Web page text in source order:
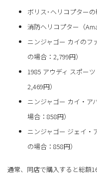
ボリス･ヘリコプター
消防ヘリコプター（
ニンジャゴー カイのフ
の場合：2,799円）
1985 アウディ スポー
2,469円）
ニンジャゴー カイ・ア
場合：858円）
ニンジャゴー ジェイ・
の場合：858円）
通常、同店で購入すると総額